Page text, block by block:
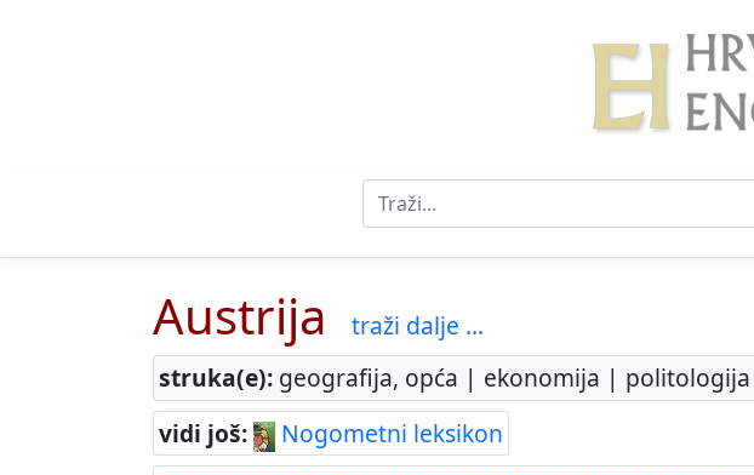
Austrija
traži dalje ...
struka(e): geografija, opća | ekonomija |
vidi još:
Nogometni leksikon